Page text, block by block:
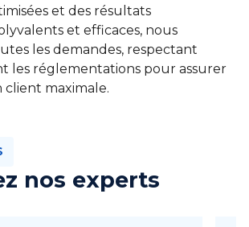
et des résultats
et efficaces, nous
les demandes, respectant
les réglementations pour assurer
client maximale.
nos experts